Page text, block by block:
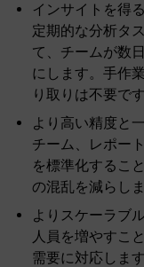
インサイトを得
定期的な分析タ
て、チームが数
にします。手作
り取りは不要です
より高い精度と
チーム、レポー
を標準化するこ
の混乱を減らしま
よりスケーラブ
人員を増やすこ
需要に対応しま